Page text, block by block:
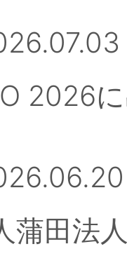
2026
蒲田法